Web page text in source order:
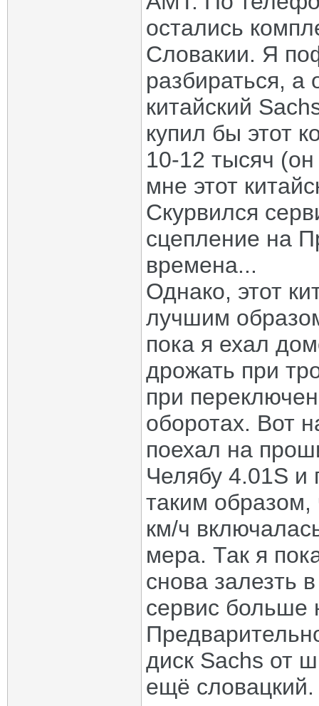
остались
Словакии. Я
разбираться,
китайский
купил бы этот
10-12 тысяч
мне этот
Скурвился
сцепление на
времена...
Однако, этот
лучшим
пока я ехал
дрожать при
при
оборотах. Вот
поехал на
Челябу 4.01S и
таким образом,
км/ч
мера. Так я
снова залезть
сервис больше
диск Sachs от
ещё